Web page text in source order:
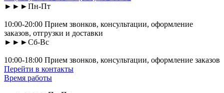
►►►Пн-Пт
10:00-20:00 Прием звонков, консультации, оформление
заказов, отгрузки и доставки
►►►Сб-Вс
10:00-18:00 Прием звонков, консультации, оформление заказов
Перейти в контакты
Время работы